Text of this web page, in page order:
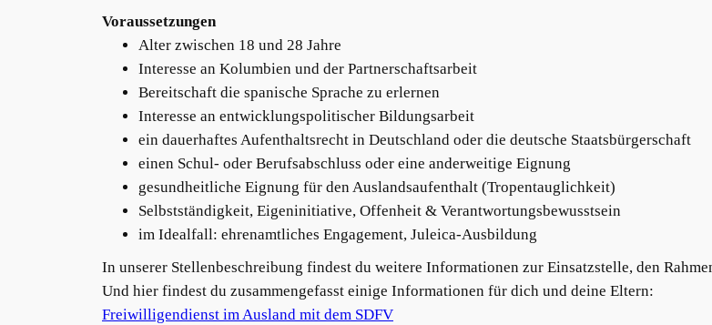
Voraussetzungen
Alter zwischen 18 und 28 Jahre
Interesse an Kolumbien und der Partnerschaftsarbeit
Bereitschaft die spanische Sprache zu erlernen
Interesse an entwicklungspolitischer Bildungsarbeit
ein dauerhaftes Aufenthaltsrecht in Deutschland oder die deutsche Staatsbürgerschaft
einen Schul- oder Berufsabschluss oder eine anderweitige Eignung
gesundheitliche Eignung für den Auslandsaufenthalt (Tropentauglichkeit)
Selbstständigkeit, Eigeninitiative, Offenheit & Verantwortungsbewusstsein
im Idealfall: ehrenamtliches Engagement, Juleica-Ausbildung
In unserer Stellenbeschreibung findest du weitere Informationen zur Einsatzstelle, den
Und hier findest du zusammengefasst einige Informationen für dich und deine Eltern:
Freiwilligendienst im Ausland mit dem SDFV